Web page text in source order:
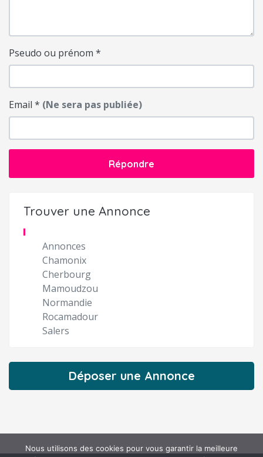
Pseudo ou prénom *
Email * (Ne sera pas publiée)
Répondre
Trouver une Annonce
Annonces
Chamonix
Cherbourg
Mamoudzou
Normandie
Rocamadour
Salers
Déposer une Annonce
Nous utilisons des cookies pour vous garantir la meilleure